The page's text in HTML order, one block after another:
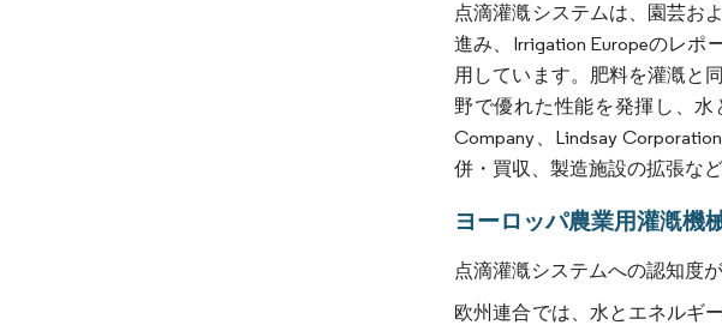
点滴灌漑システムは、園芸お
進み、Irrigation Europeのレポ
用しています。肥料を灌漑と
野で優れた性能を発揮し、水
Company、Lindsay
併・買収、製造施設の拡張な
ヨーロッパ農業用灌漑機
点滴灌漑システムへの認知度
欧州連合では、水とエネルギ